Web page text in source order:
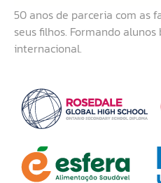
50 anos de parceria com as
seus filhos. Formando
internacional.